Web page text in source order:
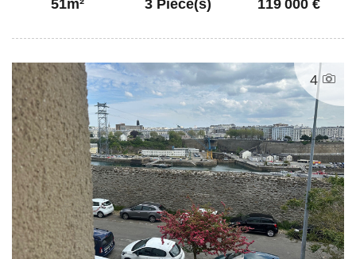
51m² 3 Pièce(s) 119 000 €
4